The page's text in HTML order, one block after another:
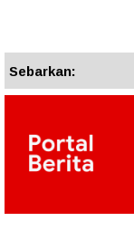
Sebarkan: